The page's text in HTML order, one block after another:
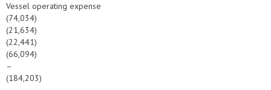
Vessel operating expense
(74,034)
(21,634)
(22,441)
(66,094)
–
(184,203)